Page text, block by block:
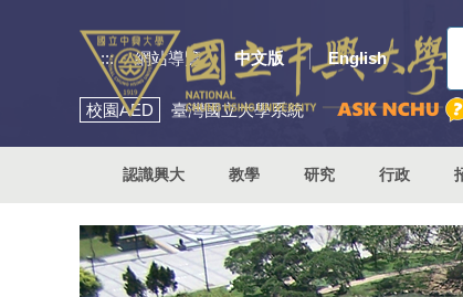
::: 網站導覽 中文版 English
校園AED 臺灣國立大學系統
認識興大 教學 研究 行政